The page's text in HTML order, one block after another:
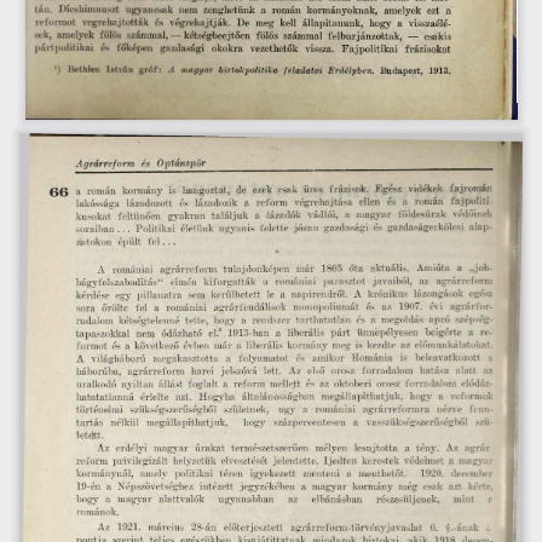
tán.  Dicshimnuszt  ugyancsak  nem  zenghetünk  a  román  kormányoknak,  amelyek  ezt  a
reformot  végrehajtották  és  végrehajtják.  De  meg  kell  állapítanunk,  hogy  a  visszaélé­
sek,  amelyek  fölös  számmal, — kétségbeejtően  fölös  számmal  felburjánzottak,  —  csakis
pártpolitikai  és  főképen  gazdasági  okokra  vezethetők  vissza.  Fajpolitikai  frázisokat
') Bethlen István  gróf: A  magyar  birtokpolitika  feladatai  Erdélyben.
  Budapest,
1913.
Agrárreform  és  Optánspör
6 6   a  román  kormány  is  hangoztat,  de  ezek  csak  üres  frázisok.  Egész  vidékek  fajromán
lakossága  lázadozott  és  lázadozik  a  reform  végrehajtása  ellen  és  a  román  fajpoliti­
kusokat  feltűnően  gyakran  találjuk  a  lázadók  vádlói,  a  magyar  ioldesurak  védőinek
soraiban . ..  Politikai  életünk  ugyanis  felette  józan  gazdasági  és  gazdaságerkölcsi  alap­
iatokon  épült  fe l...
*
A  romániai  agrárreform  tulajdonképen  már  1865  óta  aktuális.  Amióta  a  „job­
bágyfelszabadítás“  címén  kiforgatták  a  romániai  parasztot  javaiból,  az  agrárreform
kérdése  egy  pillanatra  sem  kerülhetett  le  a  napirendről.  A  krónikus  lázongások  ege-z
sora  őrölte  fel  a  romániai  agrárfeudálisok  monopóliumát  és  az  1907.  évi  agrárfor­
radalom  kétségtelenné  tette,  hogy  a  rendszer  tarthatatlan  és  a  megoldás  apró  szépség­
tapaszokkal  nem  odázható  el.2.1913-ban  a  liberális  párt  ünnepélyesen  beígérte  a  re­
formot  és  a  következő  évben  már  a  liberális  kormány  meg  is  kezdte  az  előmunkálatokat.
A  világháború  megakasztotta  a  folyamatot  és  amikor  Románia  is  beleavatkozott  a
háborúba,  agrárreform  harci  jelszóvá  lett.  Az  el>ő  orosz  forradalom  hatása  alatt  az
uralkodó  nviltan  állást  foglalt  a  reform  melle,tt  és  az  októberi  orosz  forradalom  elódáz-
hatatatlanná  érlelte  azt.  Hogyha  általánosságban  megállapíthatjuk,  hogy  a  reformok
történelmi  szükségszerűségből  születnek,
úgy  a  romániai  agrárreformra  nézve  fenn­
tartás  nélkül  megállapíthatjuk,
hogy  százperc-entesen  a  vasszükségszerűségből  szü­
letett.
Az  erdélyi  magyar  úrakat  természetszerűen  mélyen  lesújtotta  a  tény.  Az  agrár
reform  privilegizált  helyzetük  elvesztését  jelentette.  Ijedten  kerestek  védelmet  a  magjai
kormánynál,  amely  politikai  téren  igj7ekezett  menteni  a  menthetőt.
1920.  december
19-én  a  Népszövetséghez  intézett  jegyzékében  a  magyar  kormány  még  csak  azt  kérte,
hogy  a  magyar  alattvalók
ugyanabban az elbánásban részesüljenek, mint
a
románok.
Az  1921.  március  28-án  előterjesztett  agrárreform-törvényjavaslat  6.  §.-árnak  c.